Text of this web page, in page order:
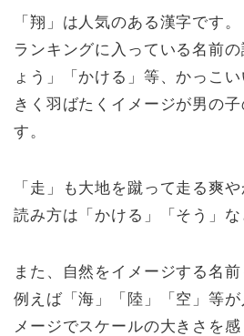
「翔」は人気のある漢字です。
ランキングに入っている名前
ょう」「かける」等、かっこ
きく羽ばたくイメージが男の
す。
「走」も大地を蹴って走る爽や
読み方は「かける」「そう」な
また、自然をイメージする名前
例えば「海」「陸」「空」等
メージでスケールの大きさを